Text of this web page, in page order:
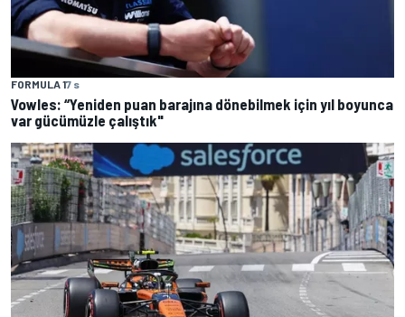
FORMULA 17 s
Vowles: “Yeniden puan barajına dönebilmek için yıl boyunca
var gücümüzle çalıştık"